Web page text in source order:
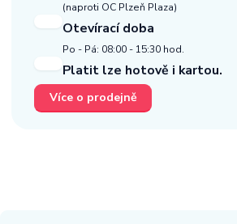
(naproti OC Plzeň Plaza)
Otevírací doba
Po - Pá: 08:00 - 15:30 hod.
Platit lze hotově i kartou.
Více o prodejně